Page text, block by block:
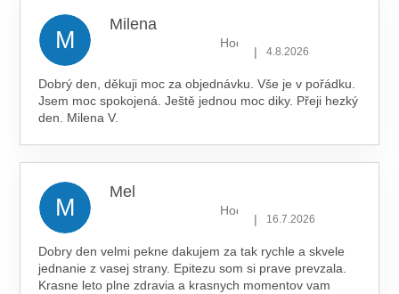
M
Milena
Hodnocení obchodu je 5 z 5
| 4.8.2026
Dobrý den, děkuji moc za objednávku. Vše je v pořádku.
Jsem moc spokojená. Ještě jednou moc diky. Přeji hezký
den. Milena V.
M
Mel
Hodnocení obchodu je 5 z 5
| 16.7.2026
Dobry den velmi pekne dakujem za tak rychle a skvele
jednanie z vasej strany. Epitezu som si prave prevzala.
Krasne leto plne zdravia a krasnych momentov vam